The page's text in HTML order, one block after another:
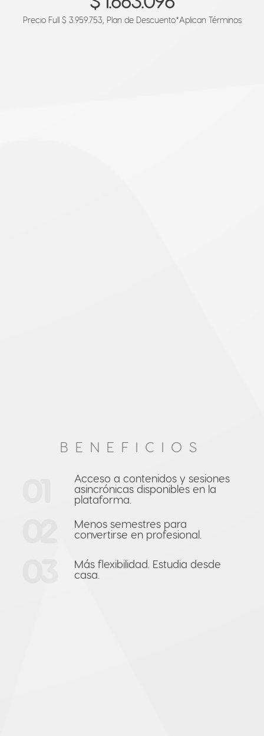
Precio Full $ 3.959.753, Plan de Descuento*Aplican Términos
BENEFICIOS
Acceso a contenidos y sesiones
asincrónicas disponibles en la
plataforma.
Menos semestres para
convertirse en profesional.
Más flexibilidad. Estudia desde
casa.